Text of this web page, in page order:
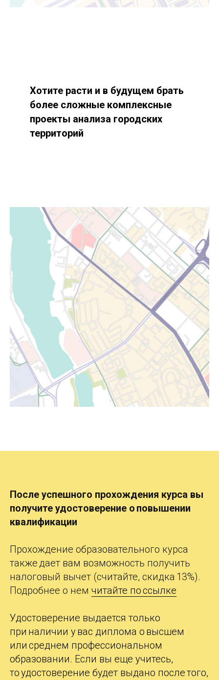
Хотите расти и в будущем брать
более сложные комплексные
проекты анализа городских
территорий
После успешного прохождения курса вы
получите удостоверение о повышении
квалификации
Прохождение образовательного курса
также дает вам возможность получить
налоговый вычет (считайте, скидка 13%).
Подробнее о нем читайте по ссылке
Удостоверение выдается только
при наличии у вас диплома о высшем
или среднем профессиональном
образовании. Если вы еще учитесь,
то удостоверение будет выдано после того,